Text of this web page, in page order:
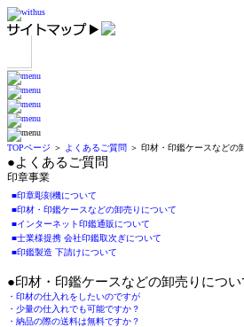
TOPページ ＞ よくあるご質問 ＞ 印材・印鑑ケースなどの
●よくあるご質問
印章事業
■印章彫刻機について
■印材・印鑑ケースなどの卸売りについて
■インターネット印鑑通販について
■士業様提携 会社印鑑取次ぎについて
■印鑑製造 下請けについて
●印材・印鑑ケースなどの卸売りについ
・印材の仕入れをしたいのですが
・少量の仕入れでも可能ですか？
・納品の際の送料は無料ですか？